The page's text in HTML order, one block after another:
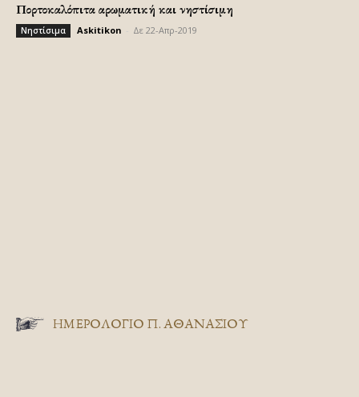
Πορτοκαλόπιτα αρωματική και νηστίσιμη
Νηστίσιμα Askitikon Δε 22-Απρ-2019
ΗΜΕΡΟΛΟΓΙΟ Π. ΑΘΑΝΑΣΙΟΥ